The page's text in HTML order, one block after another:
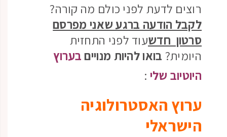
רוצים לדעת לפני כולם מה קורה?
לקבל הודעה ברגע שאני מפרסם
סרטון חדשעוד לפני התחזית
היומית? בואו להיות מנויים בערוץ
היוטיוב שלי :
ערוץ האסטרולוגיה
הישראלי